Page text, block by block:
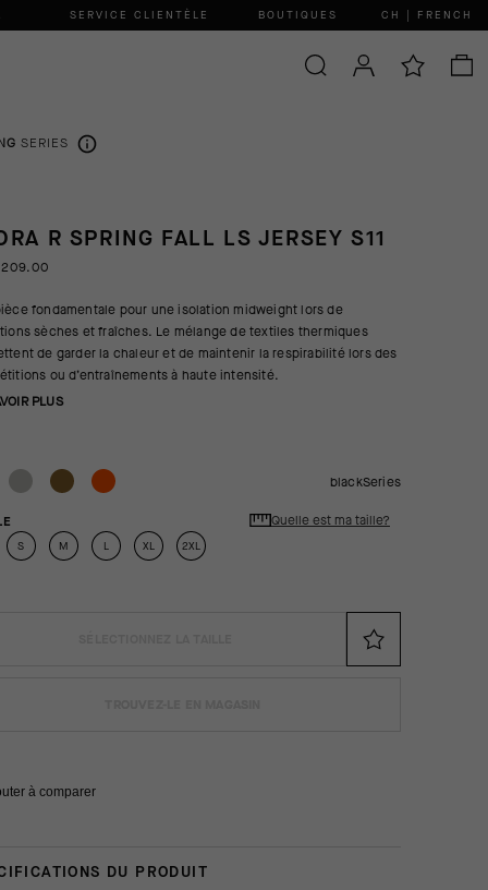
SERVICE CLIENTÈLE BOUTIQUES CH | FRENCH
SERIES
R SPRING FALL LS JERSEY S11
fondamentale pour une isolation midweight lors de
sèches et fraîches. Le mélange de textiles thermiques
de garder la chaleur et de maintenir la respirabilité lors des
ou d’entraînements à haute intensité.
PLUS
blackSeries
S M L XL 2XL
Quelle est ma taille?
à comparer
DU PRODUIT